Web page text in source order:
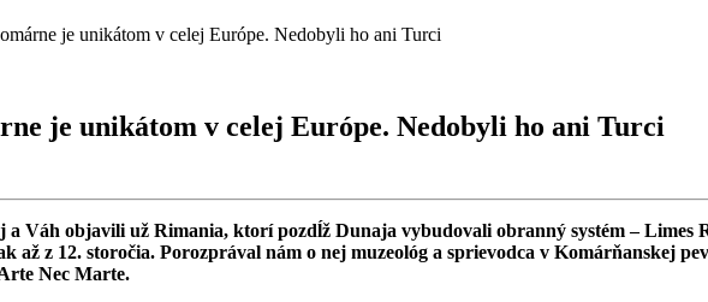
je unikátom v celej Európe. Nedobyli ho ani Turci
je unikátom v celej Európe. Nedobyli ho ani Turci
a Váh objavili už Rimania, ktorí pozdĺž Dunaja vybudovali obranný systém – Limes
až z 12. storočia. Porozprával nám o nej muzeológ a sprievodca v Komárňanskej
Nec Marte.